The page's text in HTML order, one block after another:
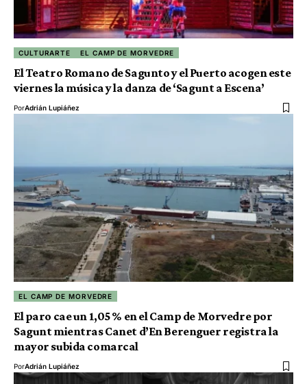
CULTURARTE EL CAMP DE MORVEDRE
El Teatro Romano de Sagunto y el Puerto acogen este
viernes la música y la danza de ‘Sagunt a Escena’
PorAdrián Lupiáñez
EL CAMP DE MORVEDRE
El paro cae un 1,05 % en el Camp de Morvedre por
Sagunt mientras Canet d’En Berenguer registra la
mayor subida comarcal
PorAdrián Lupiáñez